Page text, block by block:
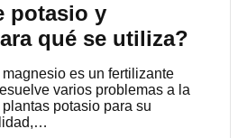
potasio y
qué se utiliza?
es un fertilizante
varios problemas a la
potasio para su